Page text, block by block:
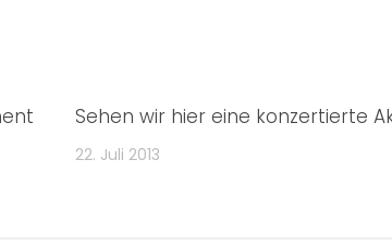
Sehen wir hier eine konzertierte
22. Juli 2013